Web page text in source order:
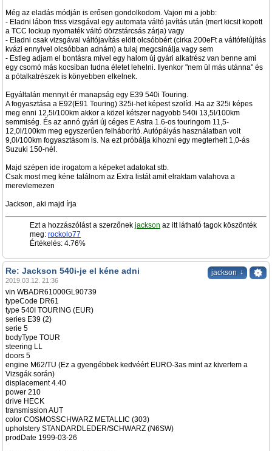
Még az eladás módján is erősen gondolkodom. Vajon mi a jobb:
- Eladni lábon friss vizsgával egy automata váltó javítás után (mert kicsit kopott
a TCC lockup nyomaték váltó dörzstárcsás zárja) vagy
- Eladni csak vizsgával váltójavítás elött olcsóbbért (cirka 200eFt a váltófelújítás
kvázi ennyivel olcsóbban adnám) a tulaj megcsinálja vagy sem
- Estleg adjam el bontásra mivel egy halom új gyári alkatrész van benne ami
egy csomó más kocsiban tudna életet lehelni. Ilyenkor "nem ül más utánna" és
a pótalkatrészek is könyebben elkelnek.
Egyáltalán mennyit ér manapság egy E39 540i Touring.
A fogyasztása a E92(E91 Touring) 325i-het képest szolíd. Ha az 325i képes
meg enni 12,5l/100km akkor a közel kétszer nagyobb 540i 13,5l/100km
semmiség. És az annó gyári új céges E Astra 1.6-os touringom 11,5-
12,0l/100km meg egyszerűen felháborító. Autópályás használatban volt
9,0l/100km fogyasztásom is. Na ezt próbálja kihozni egy megterhelt 1,0-ás
Suzuki 150-nél.
Majd szépen ide irogatom a képeket adatokat stb.
Csak most meg kéne találnom az Extra listát amit elraktam valahova a
merevlemezen
Jackson, aki majd írja
Ezt a hozzászólást a szerzőnek jackson az itt látható tagok köszönték
meg: rockolo77
Értékelés: 4.76%
jackson ↓
Re: Jackson 540i-je el kéne adni
2019.03.12. 21:36
vin WBADR61000GL90739
typeCode DR61
type 540I TOURING (EUR)
series E39 (2)
serie 5
bodyType TOUR
steering LL
doors 5
engine M62/TU (Ez a gyengébbek kedvéért EURO-3as mint az kivertem a
Vizsgák során)
displacement 4.40
power 210
drive HECK
transmission AUT
color COSMOSSCHWARZ METALLIC (303)
upholstery STANDARDLEDER/SCHWARZ (N6SW)
prodDate 1999-03-26